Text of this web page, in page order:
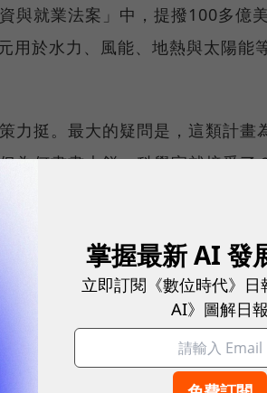
與就業法案」中，提撥100多億
用於水力、風能、地熱與太陽能
力挺。最大的疑問是，這類計畫
為何畫畫大餅，科學家就接受了
灰心，認為繞過技術障礙還容易
也許為時已晚。
個人主義神話 新冠病毒永滯不離
掌握最新 AI 發
立即訂閱《數位時代》日
AI》圖解日報